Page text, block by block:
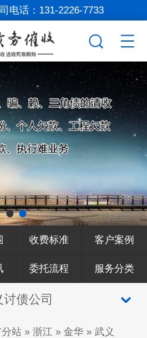
电话： 131-2226-7733
收费标准 客户案例
委托流程 服务分类
讨债公司
站 » 浙江 » 金华 » 武义